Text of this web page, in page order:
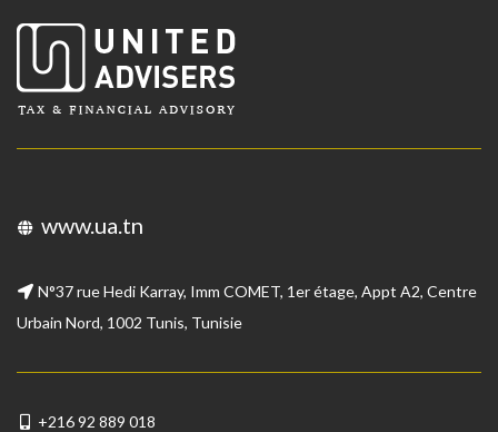
www.ua.tn
N°37 rue Hedi Karray, Imm COMET, 1er étage, Appt A2, Centre
Urbain Nord, 1002 Tunis, Tunisie
+216 92 889 018